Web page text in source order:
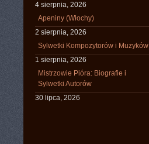
4 sierpnia, 2026
Apeniny (Włochy)
2 sierpnia, 2026
Sylwetki Kompozytorów i Muzyków
1 sierpnia, 2026
Mistrzowie Pióra: Biografie i
Sylwetki Autorów
30 lipca, 2026